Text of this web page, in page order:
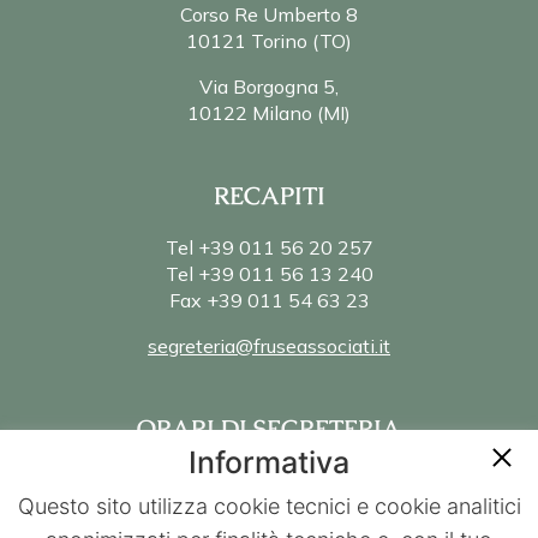
Corso Re Umberto 8
10121 Torino (TO)
Via Borgogna 5,
10122 Milano (MI)
RECAPITI
Tel +39 011 56 20 257
Tel +39 011 56 13 240
Fax +39 011 54 63 23
segreteria@fruseassociati.it
ORARI DI SEGRETERIA
Lun – Ven 8:45 – 19:30
Informativa
Questo sito utilizza cookie tecnici e cookie analitici